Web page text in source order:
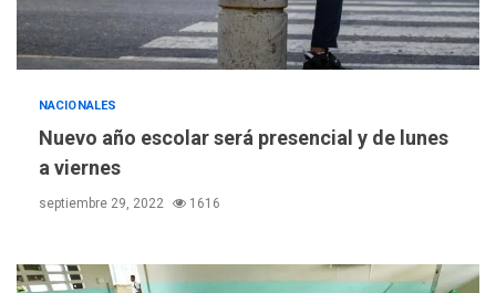
NACIONALES
Nuevo año escolar será presencial y de lunes
a viernes
septiembre 29, 2022 1616